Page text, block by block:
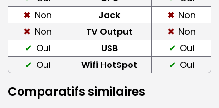
Non
Jack
Non
Non
TV Output
Non
Oui
USB
Oui
Oui
Wifi HotSpot Oui
Comparatifs similaires